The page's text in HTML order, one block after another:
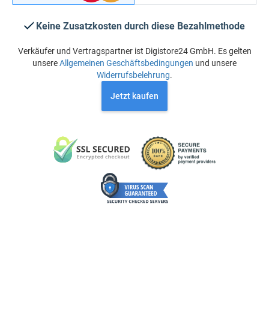
Keine Zusatzkosten durch diese Bezahlmethode
Verkäufer und Vertragspartner ist Digistore24 GmbH. Es gelten
unsereAllgemeinen Geschäftsbedingungen und unsere
Widerrufsbelehrung.
Jetzt kaufen